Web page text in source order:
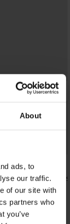
About
ads, to
our traffic.
of our site with
partners who
you’ve
Violeta
€
€ kód: ALL25